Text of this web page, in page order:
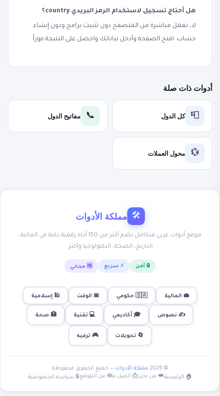
هل أحتاج تسجيل لاستخدام الرمز البريدي country؟
لا، تعمل مباشرة من المتصفح دون تثبيت برامج ودون إنشاء
حساب. افتح الصفحة وأدخل بياناتك واحصل على النتيجة فوراً.
أدوات ذات صلة
📮 كل الدول 📞 مفاتيح الدول
💱 محول العملات
🛠 مملكة الأدوات
موقع أدوات عربي متكامل يضم أكثر من 150 أداة رقمية ذكية في المالية،
التاريخ، الصحة، التكنولوجيا وأكثر.
🔒 آمن ⚡ سريع 🆓 مجاني
💼 المالية 🇸🇦 حكومي 📅 الوقت 🕌 إسلامية
✍️ نصوص 🎓 أكاديمي 💻 تقنية 🏥 صحة
🔄 تحويلات 🎮 ترفيه
© 2026 مملكة الأدوات — جميع الحقوق محفوظة
🏠 الرئيسية👑 من نحن📩 اتصل بنا🌐 عن الموقع🔒 سياسة الخصوصية